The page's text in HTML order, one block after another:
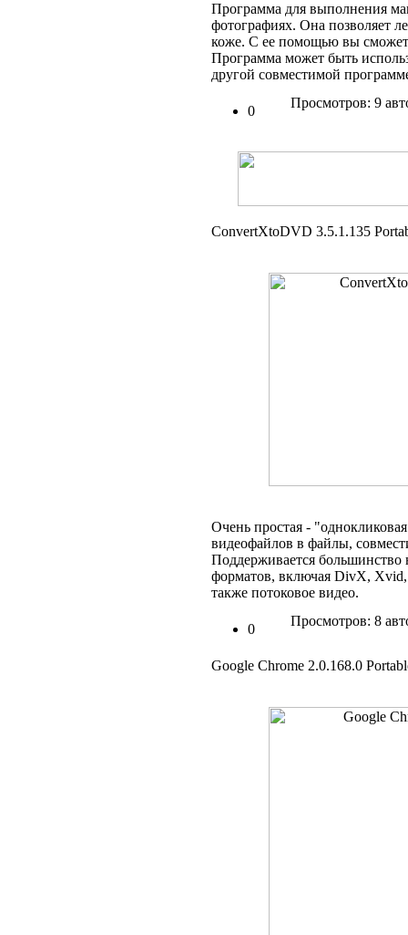
Программа для выполнения
фотографиях. Она позволяет
коже. С ее помощью вы
Программа может быть
другой совместимой
0
Просмотров: 9
ConvertXtoDVD 3.5.1.135
Очень простая -
видеофайлов в файлы,
Поддерживается большинство
форматов, включая DivX,
также потоковое видео.
0
Просмотров: 8
Google Chrome 2.0.168.0